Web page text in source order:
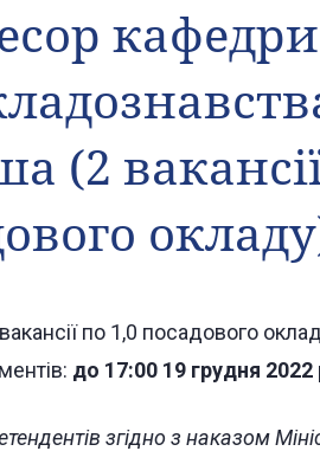
кафедри
(2
по 1,0 посадового
до 17:00 19 грудня 2022
згідно з наказом